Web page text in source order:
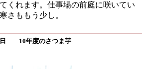
くれます。仕事場の前庭に咲いてい
さももう少し。
日 10年度のさつま芋